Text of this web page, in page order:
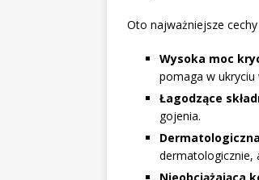
Oto najważniejsze
Wysoka moc
pomaga w ukryciu
Łagodzące
gojenia.
dermatologicznie,